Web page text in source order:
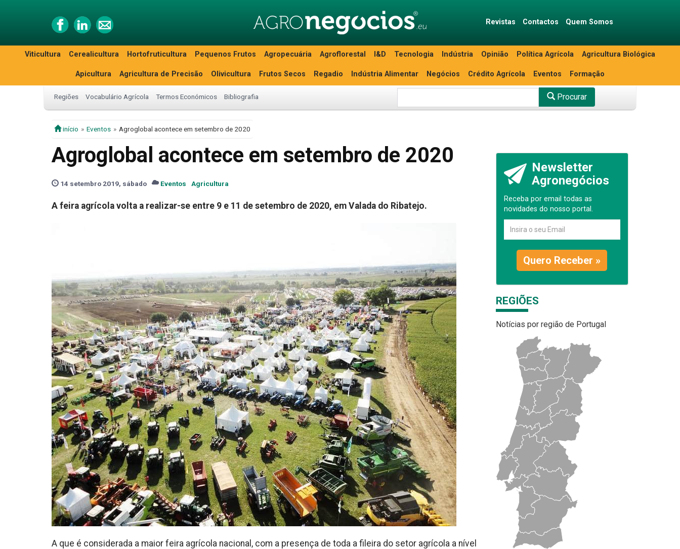
Revistas Contactos Quem Somos
Viticultura Cerealicultura Hortofruticultura Pequenos Frutos Agropecuária Agroflorestal I&D Tecnologia Indústria Opinião Política Agrícola Agricultura Biológica
Apicultura Agricultura de Precisão Olivicultura Frutos Secos Regadio Indústria Alimentar Negócios Crédito Agrícola Eventos Formação
Regiões Vocabulário Agrícola Termos Económicos Bibliografia Procurar
início Eventos Agroglobal acontece em setembro de 2020
Agroglobal acontece em setembro de 2020
14 setembro 2019, sábado Eventos Agricultura
A feira agrícola volta a realizar-se entre 9 e 11 de setembro de 2020, em Valada do Ribatejo.
A que é considerada a maior feira agrícola nacional, com a presença de toda a fileira do setor agrícola a nível
Newsletter
Agronegócios
Receba por email todas as
novidades do nosso portal.
Quero Receber »
REGIÕES
Notícias por região de Portugal